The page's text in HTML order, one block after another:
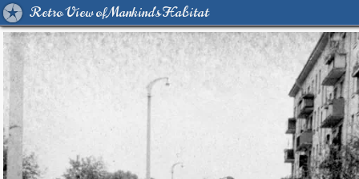
Retro View of Mankind's Habitat